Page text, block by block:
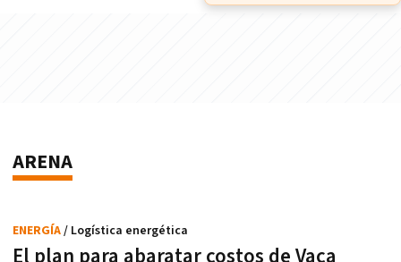
ARENA
El plan para abaratar costos de Vaca
ENERGÍA/ Logística energética